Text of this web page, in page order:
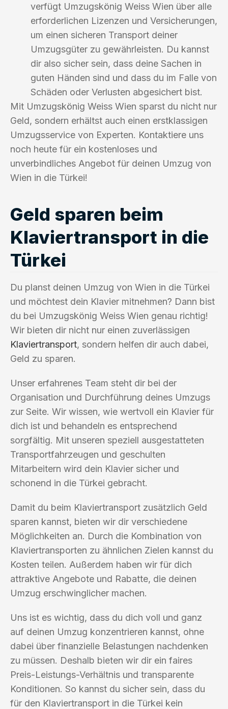
verfügt Umzugskönig Weiss Wien über alle
erforderlichen Lizenzen und Versicherungen,
um einen sicheren Transport deiner
Umzugsgüter zu gewährleisten. Du kannst
dir also sicher sein, dass deine Sachen in
guten Händen sind und dass du im Falle von
Schäden oder Verlusten abgesichert bist.
Mit Umzugskönig Weiss Wien sparst du nicht nur
Geld, sondern erhältst auch einen erstklassigen
Umzugsservice von Experten. Kontaktiere uns
noch heute für ein kostenloses und
unverbindliches Angebot für deinen Umzug von
Wien in die Türkei!
Geld sparen beim
Klaviertransport in die
Türkei
Du planst deinen Umzug von Wien in die Türkei
und möchtest dein Klavier mitnehmen? Dann bist
du bei Umzugskönig Weiss Wien genau richtig!
Wir bieten dir nicht nur einen zuverlässigen
Klaviertransport, sondern helfen dir auch dabei,
Geld zu sparen.
Unser erfahrenes Team steht dir bei der
Organisation und Durchführung deines Umzugs
zur Seite. Wir wissen, wie wertvoll ein Klavier für
dich ist und behandeln es entsprechend
sorgfältig. Mit unseren speziell ausgestatteten
Transportfahrzeugen und geschulten
Mitarbeitern wird dein Klavier sicher und
schonend in die Türkei gebracht.
Damit du beim Klaviertransport zusätzlich Geld
sparen kannst, bieten wir dir verschiedene
Möglichkeiten an. Durch die Kombination von
Klaviertransporten zu ähnlichen Zielen kannst du
Kosten teilen. Außerdem haben wir für dich
attraktive Angebote und Rabatte, die deinen
Umzug erschwinglicher machen.
Uns ist es wichtig, dass du dich voll und ganz
auf deinen Umzug konzentrieren kannst, ohne
dabei über finanzielle Belastungen nachdenken
zu müssen. Deshalb bieten wir dir ein faires
Preis-Leistungs-Verhältnis und transparente
Konditionen. So kannst du sicher sein, dass du
für den Klaviertransport in die Türkei kein